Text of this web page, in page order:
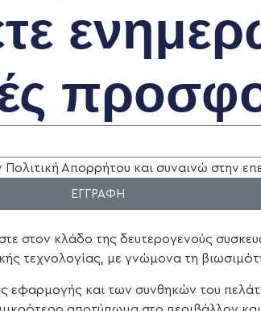
Πολιτική Απορρήτου και συναινώ στην
ΕΓΓΡΑΦΗ
στον κλάδο της δευτερογενούς
τεχνολογίας, με γνώμονα τη
εφαρμογής και των συνθηκών του